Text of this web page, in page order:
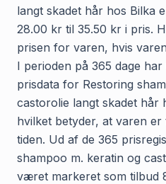
langt skadet hår hos Bilka
28.00 kr til 35.50 kr i pris.
prisen for varen, hvis
I perioden på 365 dage
prisdata for Restoring
castorolie langt skadet hår
hvilket betyder, at varen
tiden. Ud af de 365
shampoo m. keratin og
været markeret som tilbud